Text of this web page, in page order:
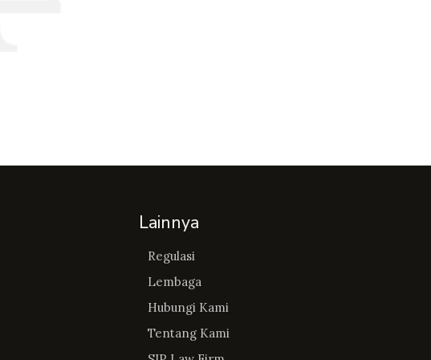
Lainnya
Regulasi
Lembaga
Hubungi Kami
Tentang Kami